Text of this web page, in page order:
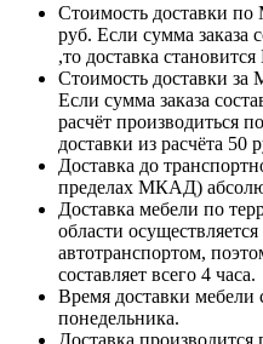
Стоимость доставки
руб. Если сумма заказа
,то доставка
Стоимость доставки
Если сумма заказа
расчёт производиться
доставки из расчёта 50
Доставка до
пределах МКАД)
Доставка мебели по
области
автотранспортом,
составляет всего 4 часа.
Время доставки мебели
понедельника.
Доставка